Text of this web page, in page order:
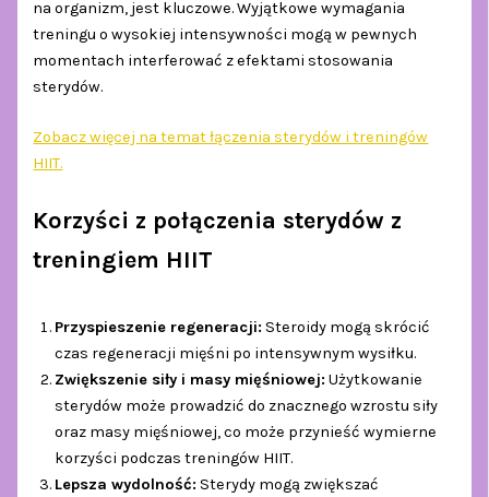
na organizm, jest kluczowe. Wyjątkowe wymagania
treningu o wysokiej intensywności mogą w pewnych
momentach interferować z efektami stosowania
sterydów.
Zobacz więcej na temat łączenia sterydów i treningów
HIIT.
Korzyści z połączenia sterydów z
treningiem HIIT
Przyspieszenie regeneracji: Steroidy mogą skrócić
czas regeneracji mięśni po intensywnym wysiłku.
Zwiększenie siły i masy mięśniowej: Użytkowanie
sterydów może prowadzić do znacznego wzrostu siły
oraz masy mięśniowej, co może przynieść wymierne
korzyści podczas treningów HIIT.
Lepsza wydolność: Sterydy mogą zwiększać